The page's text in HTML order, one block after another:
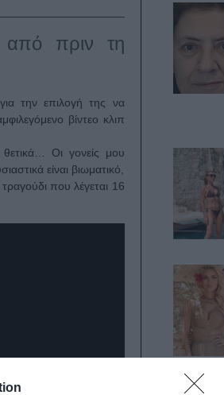
από πριν τη
την επιλογή της να
βίντεο κλιπ
Οι γονείς μου
είναι βιωματικό,
που λέγεται 16